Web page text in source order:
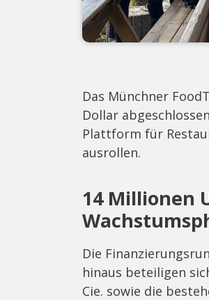
Das Münchner
Dollar
Plattform für
ausrollen.
14 Millionen
Die
hinaus beteiligen
Cie. sowie die